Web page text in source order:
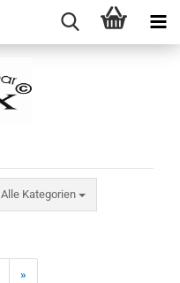
Alle Kategorien
»